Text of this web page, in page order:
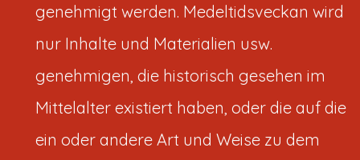
genehmigt werden. Medeltidsveckan wird
nur Inhalte und Materialien usw.
genehmigen, die historisch gesehen im
Mittelalter existiert haben, oder die auf die
ein oder andere Art und Weise zu dem